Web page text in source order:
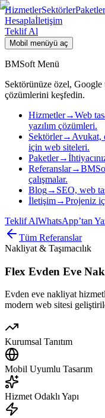
HizmetlerSektörlerPaketler
Hesaplaİletişim
Teklif Al
Mobil menüyü aç
BMSoft Menü
Sektörünüze özel, Google
çözümlerini keşfedin.
Hizmetler→Web
yazılım çözümleri.
Sektörler→ Avukat,
için web siteleri.
Paketler→
Referanslar→
çalışmalar.
Blog→ SEO, web
İletişim→Projeniz
Teklif AlWhatsApp’tan
Tüm Referanslar
Nakliyat & Taşımacılık
Flex Evden Eve
Evden eve nakliyat
modern web sitesi
Kurumsal Tanıtım
Mobil Uyumlu Tasarım
Hizmet Odaklı Yapı